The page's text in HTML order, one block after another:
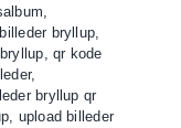
,
bryllup,
,qr kode
,
bryllup qr
, upload billeder